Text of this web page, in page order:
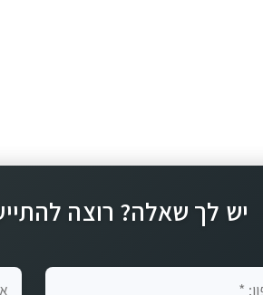
יש לך שאלה? רוצה